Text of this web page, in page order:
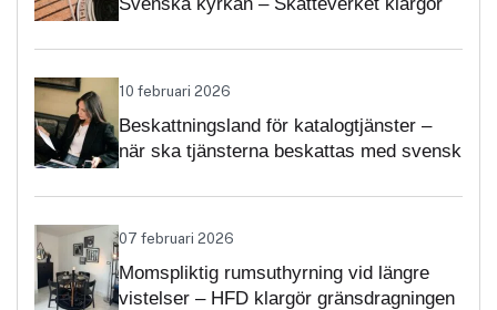
10 februari 2026
Beskattningsland för katalogtjänster –
när ska tjänsterna beskattas med svensk
07 februari 2026
Momspliktig rumsuthyrning vid längre
vistelser – HFD klargör gränsdragningen